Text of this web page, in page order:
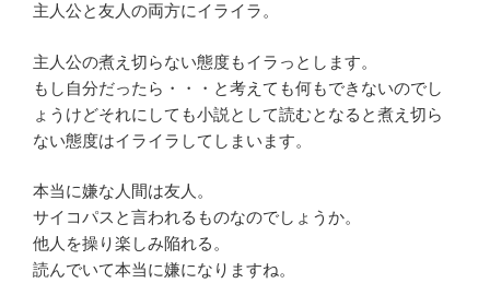
主人公と友人の両方にイライラ。
主人公の煮え切らない態度もイラっとします。
もし自分だったら・・・と考えても何もできないのでし
ょうけどそれにしても小説として読むとなると煮え切ら
ない態度はイライラしてしまいます。
本当に嫌な人間は友人。
サイコパスと言われるものなのでしょうか。
他人を操り楽しみ陥れる。
読んでいて本当に嫌になりますね。